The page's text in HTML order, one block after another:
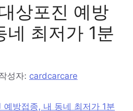
상포진 예방
네 최저가 1분
성자: cardcarcare